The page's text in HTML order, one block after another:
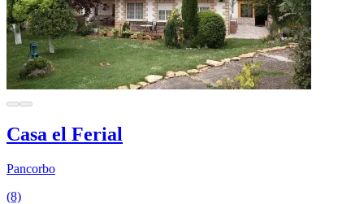
Casa el Ferial
Pancorbo
(8)